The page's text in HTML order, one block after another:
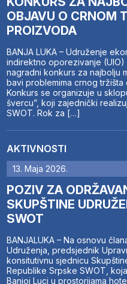
OBJAVU O CRNOM
PROIZVODA
BANJA LUKA – Udruženje
indirektno oporezivanje
nagradni konkurs za najbolju
bavi problemima crnog
Konkurs se organizuje u
švercu”, koji zajednički
SWOT. Rok za […]
AKTIVNOSTI
13. Maja 2026.
POZIV ZA
SKUPŠTINE
SWOT
BANJALUKA – Na osnovu
Udruženja, predsjednik
konsitutivnu sjednicu
Republike Srpske SWOT,
Banjoj Luci u prostorijama